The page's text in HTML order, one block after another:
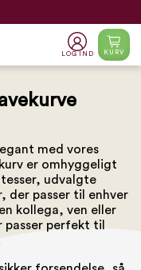
LOG IND KURV
med vores
er omhyggeligt
udvalgte
der passer til enhver
kollega, ven eller
passer perfekt til